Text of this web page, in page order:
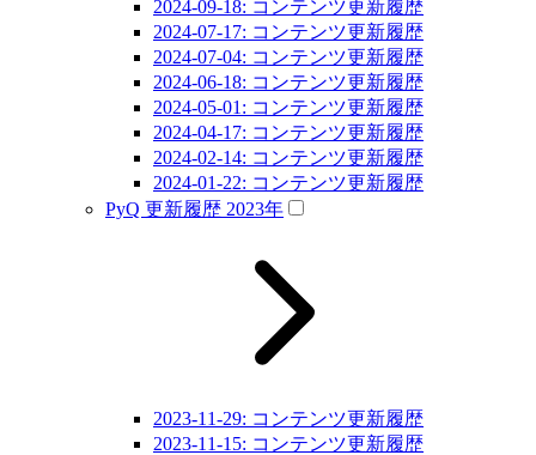
2024-09-18: コンテンツ更新履歴
2024-07-17: コンテンツ更新履歴
2024-07-04: コンテンツ更新履歴
2024-06-18: コンテンツ更新履歴
2024-05-01: コンテンツ更新履歴
2024-04-17: コンテンツ更新履歴
2024-02-14: コンテンツ更新履歴
2024-01-22: コンテンツ更新履歴
PyQ 更新履歴 2023年
2023-11-29: コンテンツ更新履歴
2023-11-15: コンテンツ更新履歴